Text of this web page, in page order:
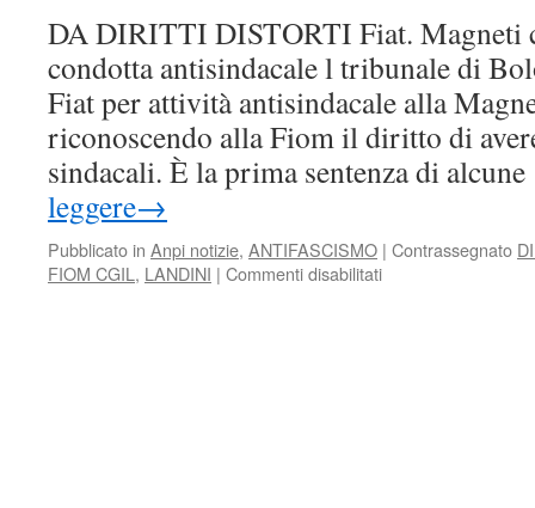
DA DIRITTI DISTORTI Fiat. Magneti
condotta antisindacale l tribunale di
Fiat per attività antisindacale alla
riconoscendo alla Fiom il diritto di
sindacali. È la prima sentenza di
leggere→
Pubblicato in Anpi notizie, ANTIFASCISMO | Contrassegnato
FIOM CGIL , LANDINI | Commenti disabilitatisu